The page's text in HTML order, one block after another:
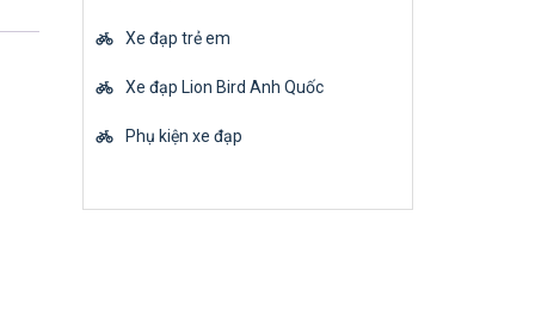
Xe đạp trẻ em
Xe đạp Lion Bird Anh Quốc
Phụ kiện xe đạp